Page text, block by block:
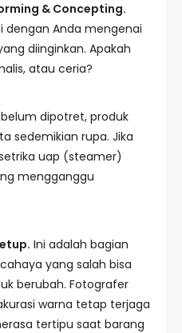
& Concepting.
dengan Anda mengenai
diinginkan. Apakah
atau ceria?
dipotret, produk
sedemikian rupa. Jika
uap (steamer)
mengganggu
Ini adalah bagian
yang salah bisa
berubah. Fotografer
warna tetap terjaga
tertipu saat barang